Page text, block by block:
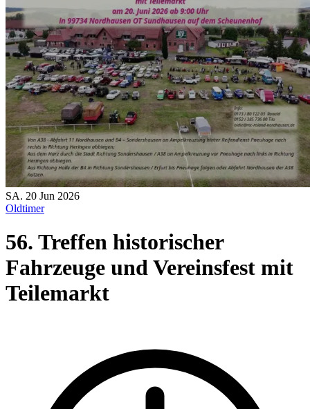
SA. 20 Jun 2026
Oldtimer
56. Treffen historischer
Fahrzeuge und Vereinsfest mit
Teilemarkt